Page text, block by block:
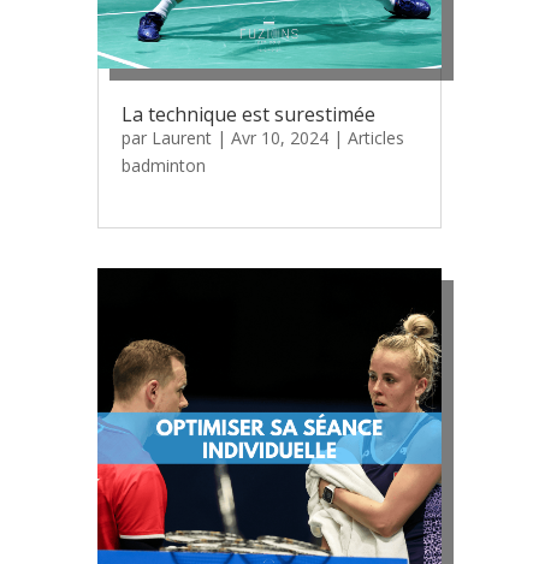
La technique est surestimée
par Laurent| Avr 10, 2024| Articles
badminton